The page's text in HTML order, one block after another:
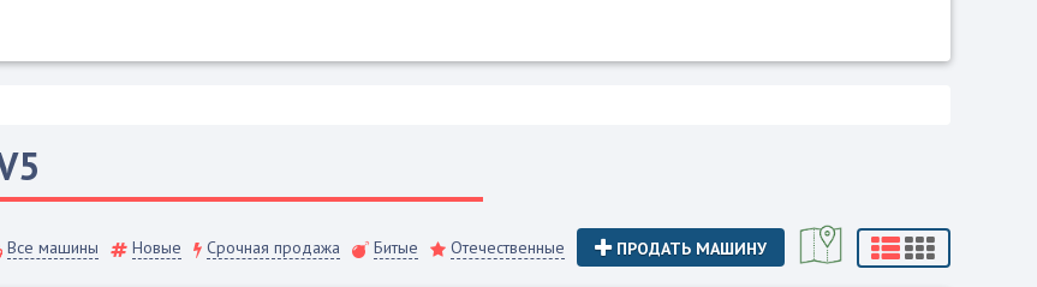
Все машины Новые Срочная продажа Битые Отечественные ПРОДАТЬ МАШИНУ